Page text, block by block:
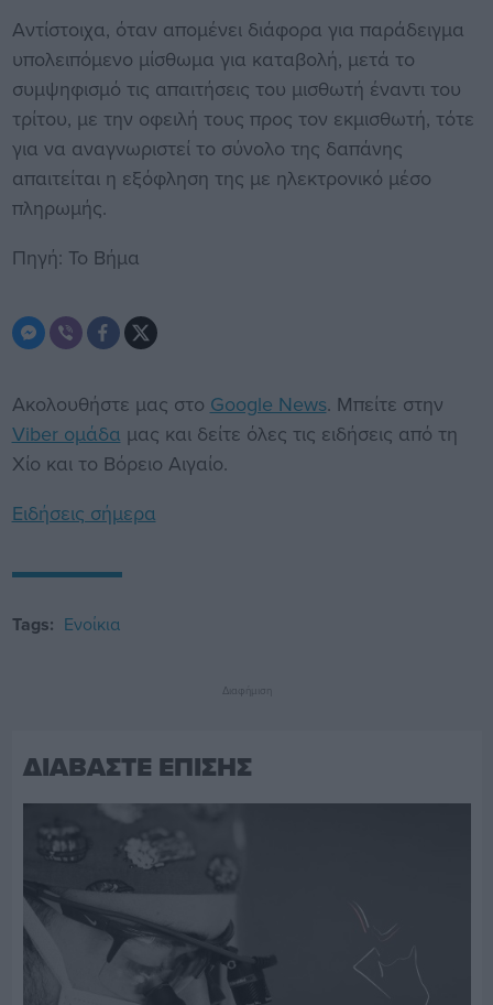
Αντίστοιχα, όταν απομένει διάφορα για παράδειγμα
υπολειπόμενο μίσθωμα για καταβολή, μετά το
συμψηφισμό τις απαιτήσεις του μισθωτή έναντι του
τρίτου, με την οφειλή τους προς τον εκμισθωτή, τότε
για να αναγνωριστεί το σύνολο της δαπάνης
απαιτείται η εξόφληση της με ηλεκτρονικό μέσο
πληρωμής.
Πηγή: Το Βήμα
Ακολουθήστε μας στο Google News. Μπείτε στην
Viber ομάδα μας και δείτε όλες τις ειδήσεις από τη
Χίο και το Βόρειο Αιγαίο.
Ειδήσεις σήμερα
Tags: Ενοίκια
Διαφήμιση
ΔΙΑΒΑΣΤΕ ΕΠΙΣΗΣ